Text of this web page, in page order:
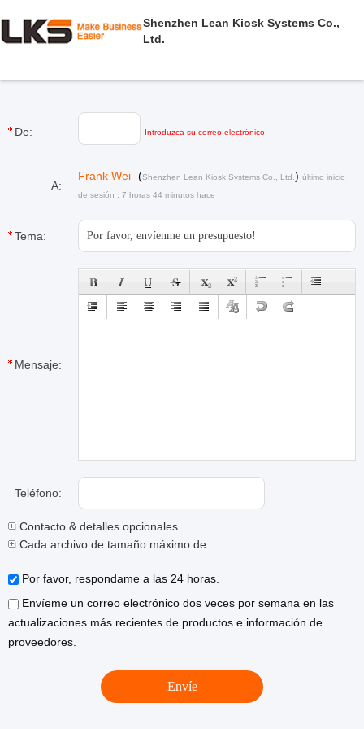
Shenzhen Lean Kiosk Systems Co.,
Ltd.
De: Introduzca su correo electrónico
A:
Frank Wei (Shenzhen Lean Kiosk Systems Co., Ltd. ) último inicio
de sesión : 7 horas 44 minutos hace
Tema:
Mensaje:
Teléfono:
Contacto & detalles opcionales
Cada archivo de tamaño máximo de 10M.
Por favor, respondame a las 24 horas.
Envíeme un correo electrónico dos veces por semana en las
actualizaciones más recientes de productos e información de
proveedores.